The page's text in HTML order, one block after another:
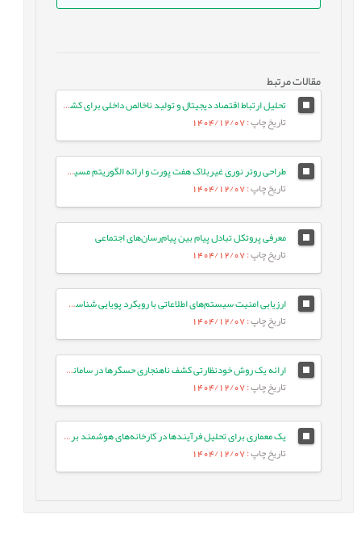
مقالات مرتبط
تحلیل ارتباط اقتصاد دیجیتال و تولید ناخالص داخلی برای کشورهای ایران و مالزی با استفاده از شبکه های عصبی کوتاه‌نگر بلندحافظه
تاریخ چاپ: 1404/12/07
طراحی روتر نوری غیربلاک هفت پورت و ارائه الگوریتم مسیریابی موثر در شبکه بر تراشه نوری سه بعدی
تاریخ چاپ: 1404/12/07
معرفی پروتکل تبادل پیام بین پیام‌رسان‌های اجتماعی
تاریخ چاپ: 1404/12/07
ارزیابی امنیت سیستم‌های اطلاعاتی با رویکرد پویایی شناسی سیستم‌ها (مورد مطالعه: بانک کشاورزی)
تاریخ چاپ: 1404/12/07
ارائه یک روش خودنظارتی کشف ناهنجاری حسگرها در سامانه‌های کنترل صنعتی مبتنی بر یادگیری عمیق گروه‌محور
تاریخ چاپ: 1404/12/07
یک معماری برای تحلیل فرآیندها در کارخانه‌های هوشمند بر اساس تکنیک‌های کلان داده، فرآیندکاوی و یادگیری ماشین
تاریخ چاپ: 1404/12/07